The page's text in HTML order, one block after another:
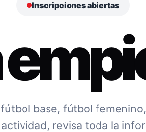
Inscripciones abiertas
base, fútbol
revisa toda la